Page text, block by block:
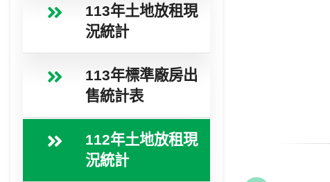
113年土地放租現
況統計
113年標準廠房出
售統計表
112年土地放租現
況統計